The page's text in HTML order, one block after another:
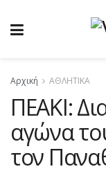
Αρχική ΑΘΛΗΤΙΚΑ
ΠΕΑΚΙ:
αγώνα
τον